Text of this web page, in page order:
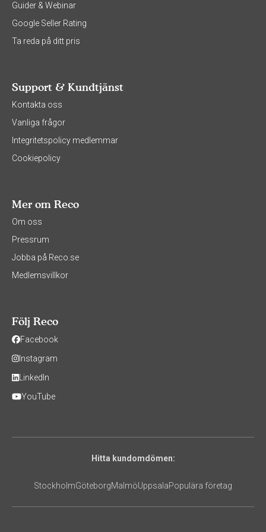
Guider & Webinar
Google Seller Rating
Ta reda på ditt pris
Support & Kundtjänst
Kontakta oss
Vanliga frågor
Integritetspolicy medlemmar
Cookiepolicy
Mer om Reco
Om oss
Pressrum
Jobba på Reco.se
Medlemsvillkor
Följ Reco
Facebook
Instagram
LinkedIn
YouTube
Hitta kundomdömen:
StockholmGöteborgMalmöUppsalaPopulära företag